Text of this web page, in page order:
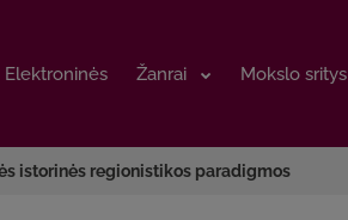
Elektroninės Žanrai Mokslo sritys
Elektroninės Žanrai Mokslo sritys
istorinės regionistikos paradigmos